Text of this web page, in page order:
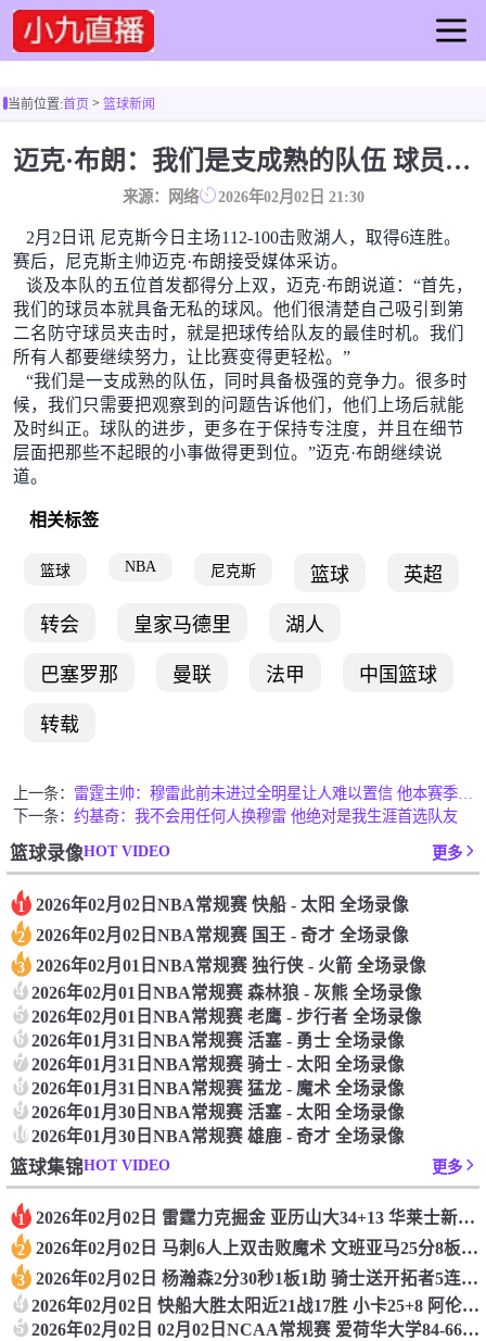
足球直播
篮球直播
足球录像
足球集锦
篮球集锦
足球新闻
篮球新闻
当前位置:首页> 篮球新闻
迈克·布朗：我们是支成熟的队伍 球员们都有无私的球风
来源：网络 2026年02月02日 21:30
2月2日讯 尼克斯今日主场112-100击败湖人，取得6连胜。
赛后，尼克斯主帅迈克·布朗接受媒体采访。
谈及本队的五位首发都得分上双，迈克·布朗说道：“首先，
我们的球员本就具备无私的球风。他们很清楚自己吸引到第
二名防守球员夹击时，就是把球传给队友的最佳时机。我们
所有人都要继续努力，让比赛变得更轻松。”
“我们是一支成熟的队伍，同时具备极强的竞争力。很多时
候，我们只需要把观察到的问题告诉他们，他们上场后就能
及时纠正。球队的进步，更多在于保持专注度，并且在细节
层面把那些不起眼的小事做得更到位。”迈克·布朗继续说
道。
相关标签
篮球 NBA 尼克斯 篮球 英超
转会 皇家马德里 湖人
巴塞罗那 曼联 法甲 中国篮球
转载
上一条：
雷霆主帅：穆雷此前未进过全明星让人难以置信 他本赛季实至名归
下一条： 约基奇：我不会用任何人换穆雷 他绝对是我生涯首选队友
篮球录像HOT VIDEO 更多
1 2026年02月02日NBA常规赛 快船 - 太阳 全场录像
2 2026年02月02日NBA常规赛 国王 - 奇才 全场录像
3 2026年02月01日NBA常规赛 独行侠 - 火箭 全场录像
4 2026年02月01日NBA常规赛 森林狼 - 灰熊 全场录像
5 2026年02月01日NBA常规赛 老鹰 - 步行者 全场录像
6 2026年01月31日NBA常规赛 活塞 - 勇士 全场录像
7 2026年01月31日NBA常规赛 骑士 - 太阳 全场录像
8 2026年01月31日NBA常规赛 猛龙 - 魔术 全场录像
9 2026年01月30日NBA常规赛 活塞 - 太阳 全场录像
102026年01月30日NBA常规赛 雄鹿 - 奇才 全场录像
篮球集锦HOT VIDEO 更多
1 2026年02月02日 雷霆力克掘金 亚历山大34+13 华莱士新高7记三分 穆雷16中4
2 2026年02月02日 马刺6人上双击败魔术 文班亚马25分8板4断5帽 班凯罗19+10
3 2026年02月02日 杨瀚森2分30秒1板1助 骑士送开拓者5连败 阿伦生涯新高40+17
4 2026年02月02日 快船大胜太阳近21战17胜 小卡25+8 阿伦23+8 哈登&布克缺阵
5 2026年02月02日 02月02日NCAA常规赛 爱荷华大学84-66俄勒冈大学 全场集锦